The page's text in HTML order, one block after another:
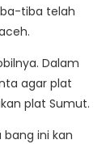
tiba telah
Dalam
agar plat
plat Sumut.
bang ini kan